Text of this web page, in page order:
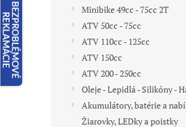
Minibike 49cc - 75cc 2T
ATV 50cc - 75cc
ATV 110cc - 125cc
ATV 150cc
ATV 200 - 250cc
Oleje - Lepidlá - Silikóny -
Akumulátory, batérie a
Žiarovky, LEDky a poistky